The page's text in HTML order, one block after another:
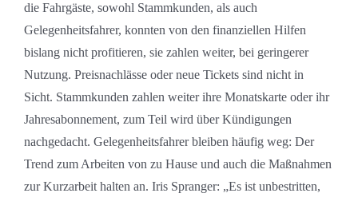
die Fahrgäste, sowohl Stammkunden, als auch
Gelegenheitsfahrer, konnten von den finanziellen Hilfen
bislang nicht profitieren, sie zahlen weiter, bei geringerer
Nutzung. Preisnachlässe oder neue Tickets sind nicht in
Sicht. Stammkunden zahlen weiter ihre Monatskarte oder ihr
Jahresabonnement, zum Teil wird über Kündigungen
nachgedacht. Gelegenheitsfahrer bleiben häufig weg: Der
Trend zum Arbeiten von zu Hause und auch die Maßnahmen
zur Kurzarbeit halten an. Iris Spranger: „Es ist unbestritten,